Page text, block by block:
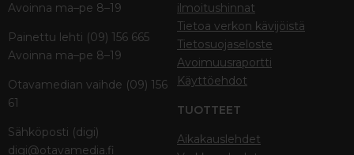
Avoinna ma–pe 8–19
Painettu lehti (09) 156 665
Avoinna ma–pe 8–19
Otavamedian vaihde (09) 156
61
Sähköposti (digi)
digi@otavamedia.fi
ilmoitushinnat
Tietoa verkon kävijöistä
Tietosuojaseloste
Avoimuusraportti
Käyttöehdot
TUOTTEET
Aikakauslehdet